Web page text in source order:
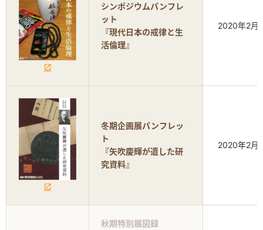
シンポジウムパンフレ
ット
『現代日本の戒律と生
活倫理』
2020年2月
冬期企画展パンフレッ
ト
『矢吹慶輝が遺した研
究資料』
2020年2月
秋期特別展図録